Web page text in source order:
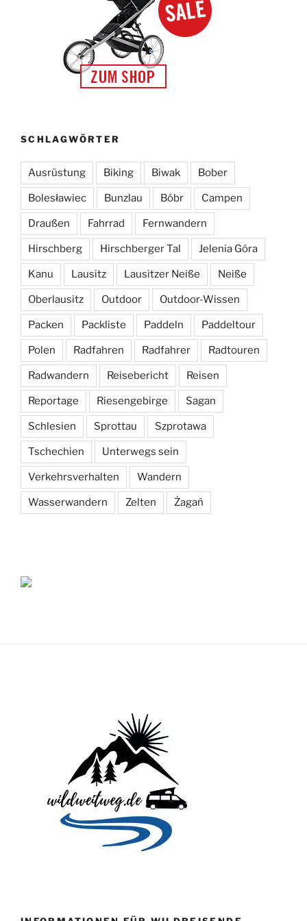
SCHLAGWÖRTER
Ausrüstung Biking Biwak Bober
Bolesławiec Bunzlau Bóbr Campen
Draußen Fahrrad Fernwandern
Hirschberg Hirschberger Tal Jelenia Góra
Kanu Lausitz Lausitzer Neiße Neiße
Oberlausitz Outdoor Outdoor-Wissen
Packen Packliste Paddeln Paddeltour
Polen Radfahren Radfahrer Radtouren
Radwandern Reisebericht Reisen
Reportage Riesengebirge Sagan
Schlesien Sprottau Szprotawa
Tschechien Unterwegs sein
Verkehrsverhalten Wandern
Wasserwandern Zelten Żagań